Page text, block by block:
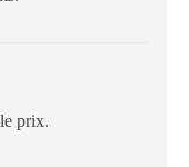
prix.